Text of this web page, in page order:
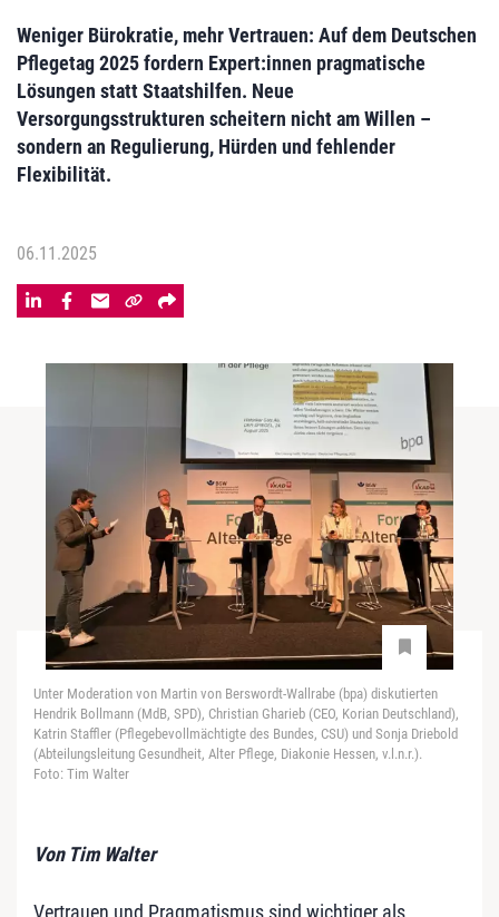
Weniger Bürokratie, mehr Vertrauen: Auf dem Deutschen
Pflegetag 2025 fordern Expert:innen pragmatische
Lösungen statt Staatshilfen. Neue
Versorgungsstrukturen scheitern nicht am Willen –
sondern an Regulierung, Hürden und fehlender
Flexibilität.
06.11.2025
Unter Moderation von Martin von Berswordt-Wallrabe (bpa) diskutierten
Hendrik Bollmann (MdB, SPD), Christian Gharieb (CEO, Korian Deutschland),
Katrin Staffler (Pflegebevollmächtigte des Bundes, CSU) und Sonja Driebold
(Abteilungsleitung Gesundheit, Alter Pflege, Diakonie Hessen, v.l.n.r.).
Foto: Tim Walter
Von Tim Walter
Vertrauen und Pragmatismus sind wichtiger als